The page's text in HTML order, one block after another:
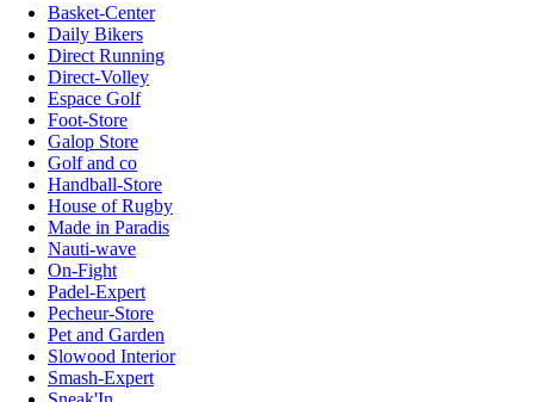
Basket-Center
Daily Bikers
Direct Running
Direct-Volley
Espace Golf
Foot-Store
Galop Store
Golf and co
Handball-Store
House of Rugby
Made in Paradis
Nauti-wave
On-Fight
Padel-Expert
Pecheur-Store
Pet and Garden
Slowood Interior
Smash-Expert